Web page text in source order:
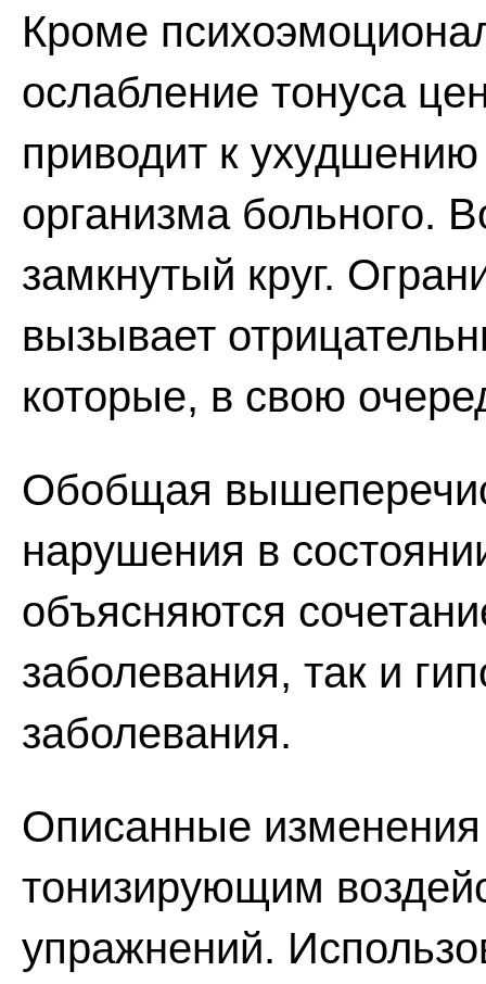
Кроме
ослабление тонуса
приводит к
организма больного.
замкнутый круг.
вызывает
которые, в свою
Обобщая
нарушения в
объясняются
заболевания, так и
заболевания.
Описанные
тонизирующим
упражнений.